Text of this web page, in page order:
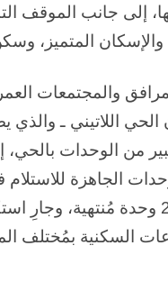
إلى جانب
المتميز،
والمجتمعات
من الوحدات
الجاهزة
1909 وحدات من إجمالي 2600
السكنية بمُختلف